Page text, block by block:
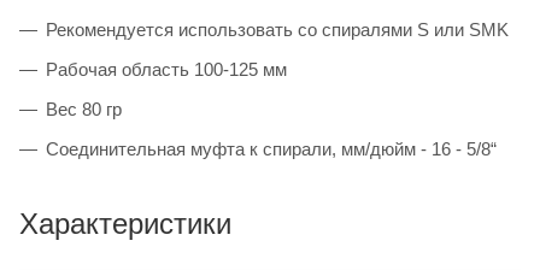
Рекомендуется использовать со спиралями S или SMK
Рабочая область 100-125 мм
Вес 80 гр
Соединительная муфта к спирали, мм/дюйм - 16 - 5/8“
Характеристики